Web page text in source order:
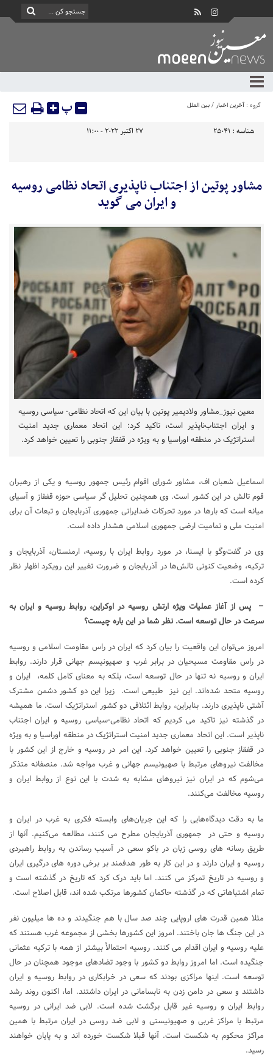
گروه : آخرین اخبار/بین الملل پ
شناسه : 25041 27 اکتبر 2022 - 11:00
مشاور پوتین از اجتناب ناپذیری اتحاد نظامی روسیه
و ایران می گوید
معین نیوز_مشاور ولادیمیر پوتین با بیان این که اتحاد نظامی- سیاسی روسیه
و ایران اجتناب‌ناپذیر است، تاکید کرد: این اتحاد معماری جدید امنیت
استراتژیک در منطقه اوراسیا و به ویژه در قفقاز جنوبی را تعیین خواهد کرد.
اسماعیل شعبان اف، مشاور شورای اقوام رئیس جمهور روسیه و یکی از رهبران
قوم تالش در این کشور است. وی همچنین تحلیل گر سیاسی حوزه قفقاز و آسیای
میانه است که بارها در مورد تحرکات ضدایرانی جمهوری آذربایجان و تبعات آن برای
امنیت ملی و تمامیت ارضی جمهوری اسلامی هشدار داده است.
ویدر گفت‌وگو با ایسنا، در مورد روابط ایران با روسیه، ارمنستان، آذربایجان و
ترکیه، وضعیت کنونی تالش‌ها در آذربایجان و ضرورت تغییر این رویکرد اظهار نظر
کرده است.
– پس از آغاز عملیات ویژه ارتش روسیه در اوکراین، روابط روسیه و ایران به
سرعت در حال توسعه است. نظر شما در این باره چیست؟
امروز می‌توان این واقعیت را بیان کرد که ایران در راس مقاومت اسلامی و روسیه
در راس مقاومت مسیحیان در برابر غرب و صهیونیسم جهانی قرار دارند. روابط
ایران و روسیه نه تنها در حال توسعه است، بلکه به معنای کامل کلمه، ایران و
روسیه متحد شده‌اند. این نیز طبیعی است. زیرا این دو کشور دشمن مشترک
آشتی ناپذیری دارند. بنابراین، روابط ائتلافی دو کشور استراتژیک است. ما همیشه
در گذشته نیز تاکید می کردیم که اتحاد نظامی-سیاسی روسیه و ایران اجتناب
ناپذیر است. این اتحاد معماری جدید امنیت استراتژیک در منطقه اوراسیا و به ویژه
در قفقاز جنوبی را تعیین خواهد کرد. این امر در روسیه و خارج از این کشور با
مخالفت نیروهای مرتبط با صهیونیسم جهانی و غرب مواجه شد. منصفانه متذکر
می‌شوم که در ایران نیز نیروهای مشابه به شدت با این نوع از روابط ایران و
روسیه مخالفت می‌کنند.
ما به دقت دیدگاه‌هایی را که این جریان‌های وابسته فکری به غرب در ایران و
روسیه و حتی در جمهوری آذربایجان مطرح می کنند، مطالعه می‌کنیم. آنها از
طریق رسانه های روسی زبان در باکو سعی در آسیب رساندن به روابط راهبردی
روسیه و ایران دارند و در این کار به طور هدفمند بر برخی دوره های درگیری ایران
و روسیه در تاریخ تمرکز می کنند. اما باید درک کرد که تاریخ در گذشته است و
تمام اشتباهاتی که در گذشته حاکمان کشورها مرتکب شده اند، قابل اصلاح است.
مثلا همین قدرت های اروپایی چند صد سال با هم جنگیدند و ده ها میلیون نفر
در این جنگ ها جان باختند. امروز این کشورها بخشی از مجموعه غرب هستند که
علیه روسیه و ایران اقدام می کنند. روسیه احتمالاً بیشتر از همه با ترکیه عثمانی
جنگیده است. اما امروز روابط دو کشور با وجود تضادهای موجود همچنان در حال
توسعه است. اینها مراکزی بودند که سعی در خرابکاری در روابط روسیه و ایران
داشتند و سعی در دامن زدن به نابسامانی در ایران داشتند. اما، اکنون روند رشد
روابط ایران و روسیه غیر قابل برگشت شده است. لابی ضد ایرانی در روسیه
مرتبط با مراکز غربی و صهیونیستی و لابی ضد روسی در ایران مرتبط با همین
مراکز محکوم به شکست است. آنها قبلا شکست خورده اند و به پایان خواهند
رسید.